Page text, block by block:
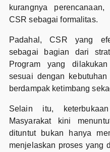
kurangnya
CSR sebagai formalitas.
Padahal, CSR yang
sebagai bagian dari
Program yang
sesuai dengan
berdampak ketimbang
Selain itu,
Masyarakat kini
dituntut bukan hanya
menjelaskan proses yang